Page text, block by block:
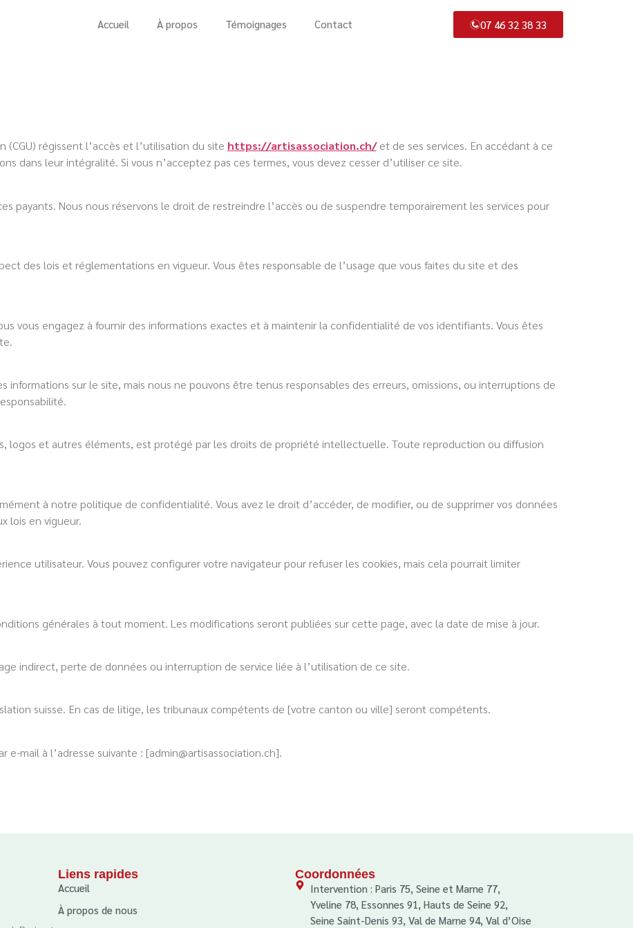
Accueil À propos Témoignages Contact 07 46 32 38 33
(CGU) régissent l’accès et l’utilisation du site https://artisassociation.ch/et de ses services. En accédant à ce
dans leur intégralité. Si vous n’acceptez pas ces termes, vous devez cesser d’utiliser ce site.
payants. Nous nous réservons le droit de restreindre l’accès ou de suspendre temporairement les services pour
des lois et réglementations en vigueur. Vous êtes responsable de l’usage que vous faites du site et des
vous engagez à fournir des informations exactes et à maintenir la confidentialité de vos identifiants. Vous êtes
informations sur le site, mais nous ne pouvons être tenus responsables des erreurs, omissions, ou interruptions de
logos et autres éléments, est protégé par les droits de propriété intellectuelle. Toute reproduction ou diffusion
à notre politique de confidentialité. Vous avez le droit d’accéder, de modifier, ou de supprimer vos données
lois en vigueur.
utilisateur. Vous pouvez configurer votre navigateur pour refuser les cookies, mais cela pourrait limiter
générales à tout moment. Les modifications seront publiées sur cette page, avec la date de mise à jour.
indirect, perte de données ou interruption de service liée à l’utilisation de ce site.
suisse. En cas de litige, les tribunaux compétents de [votre canton ou ville] seront compétents.
mail à l’adresse suivante : [admin@artisassociation.ch].
Liens rapides
Accueil
À propos de nous
Coordonnées
Intervention : Paris 75, Seine et Marne 77,
Yveline 78, Essonnes 91, Hauts de Seine 92,
Seine Saint-Denis 93, Val de Marne 94, Val d’Oise